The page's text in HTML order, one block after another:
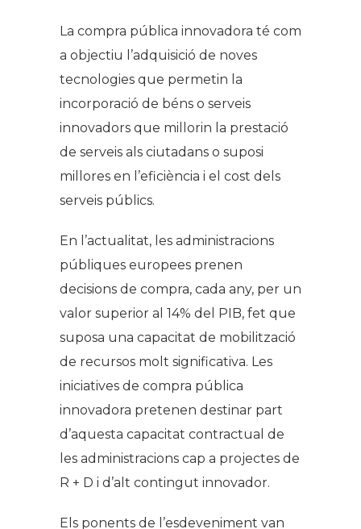
La compra pública innovadora té com
a objectiu l’adquisició de noves
tecnologies que permetin la
incorporació de béns o serveis
innovadors que millorin la prestació
de serveis als ciutadans o suposi
millores en l’eficiència i el cost dels
serveis públics.
En l’actualitat, les administracions
públiques europees prenen
decisions de compra, cada any, per un
valor superior al 14% del PIB, fet que
suposa una capacitat de mobilització
de recursos molt significativa. Les
iniciatives de compra pública
innovadora pretenen destinar part
d’aquesta capacitat contractual de
les administracions cap a projectes de
R + D i d’alt contingut innovador.
Els ponents de l’esdeveniment van